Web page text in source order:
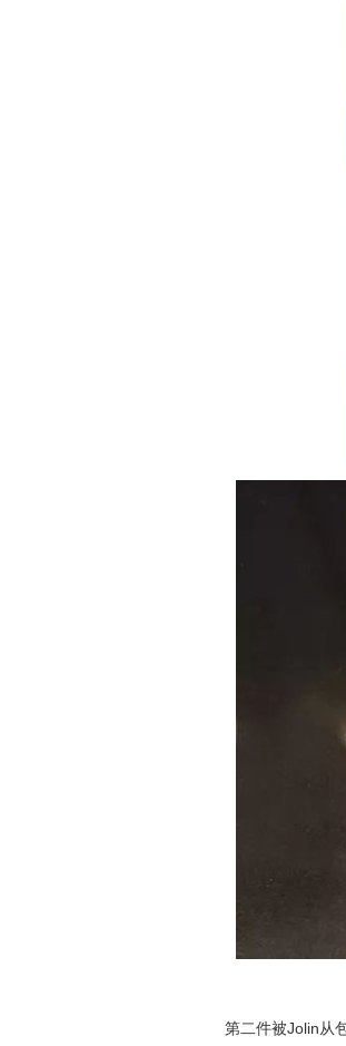
第二件被Jolin从